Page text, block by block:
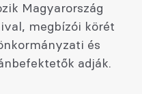
Magyarország
megbízói körét
és
adják.